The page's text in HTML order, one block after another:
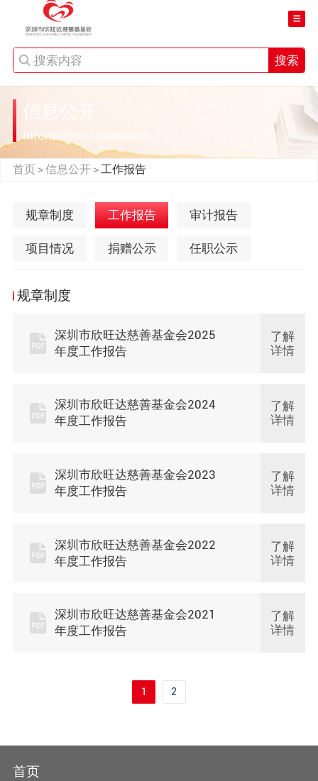
搜索
信息公开
Information Disclosure
首页 >信息公开 >工作报告
规章制度 工作报告 审计报告
项目情况 捐赠公示 任职公示
规章制度
深圳市欣旺达慈善基金会2025
年度工作报告
了解
详情
深圳市欣旺达慈善基金会2024
年度工作报告
了解
详情
深圳市欣旺达慈善基金会2023
年度工作报告
了解
详情
深圳市欣旺达慈善基金会2022
年度工作报告
了解
详情
深圳市欣旺达慈善基金会2021
年度工作报告
了解
详情
1 2
首页